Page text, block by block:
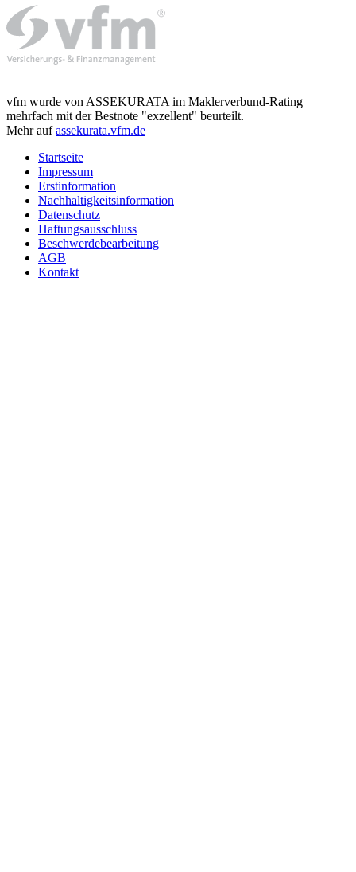
vfm wurde von ASSEKURATA im Maklerverbund-Rating
mehrfach mit der Bestnote "exzellent" beurteilt.
Mehr aufassekurata.vfm.de
Startseite
Impressum
Erstinformation
Nachhaltigkeitsinformation
Datenschutz
Haftungsausschluss
Beschwerdebearbeitung
AGB
Kontakt